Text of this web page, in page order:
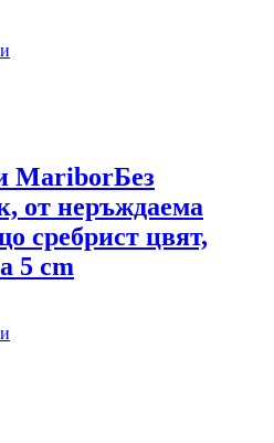
MariborБез
от неръждаема
сребрист цвят,
5 cm